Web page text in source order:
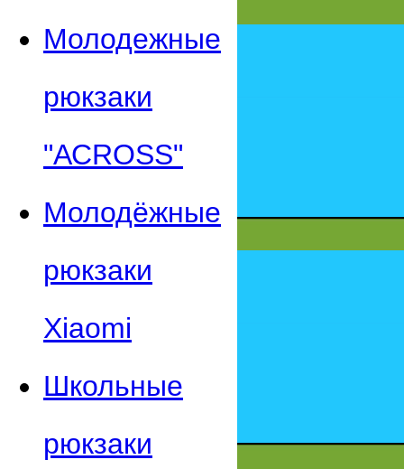
Молодежные
рюкзаки
"АСROSS"
Молодёжные
рюкзаки
Xiaomi
Школьные
рюкзаки